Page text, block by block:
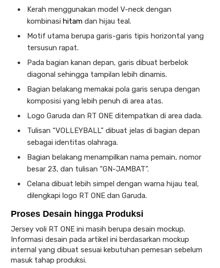
Kerah menggunakan model V-neck dengan
kombinasi hitam dan hijau teal.
Motif utama berupa garis-garis tipis horizontal yang
tersusun rapat.
Pada bagian kanan depan, garis dibuat berbelok
diagonal sehingga tampilan lebih dinamis.
Bagian belakang memakai pola garis serupa dengan
komposisi yang lebih penuh di area atas.
Logo Garuda dan RT ONE ditempatkan di area dada.
Tulisan “VOLLEYBALL” dibuat jelas di bagian depan
sebagai identitas olahraga.
Bagian belakang menampilkan nama pemain, nomor
besar 23, dan tulisan “GN-JAMBAT”.
Celana dibuat lebih simpel dengan warna hijau teal,
dilengkapi logo RT ONE dan Garuda.
Proses Desain hingga Produksi
Jersey voli RT ONE ini masih berupa desain mockup.
Informasi desain pada artikel ini berdasarkan mockup
internal yang dibuat sesuai kebutuhan pemesan sebelum
masuk tahap produksi.